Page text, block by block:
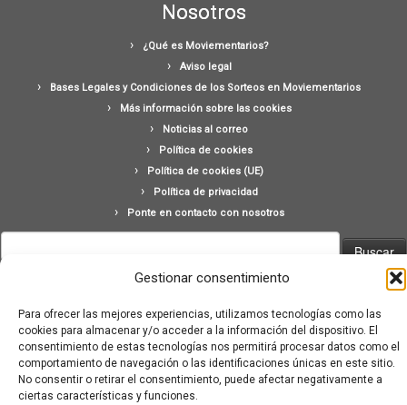
Gestionar consentimiento
Para ofrecer las mejores experiencias, utilizamos tecnologías como las
cookies para almacenar y/o acceder a la información del dispositivo. El
consentimiento de estas tecnologías nos permitirá procesar datos como el
comportamiento de navegación o las identificaciones únicas en este sitio.
No consentir o retirar el consentimiento, puede afectar negativamente a
ciertas características y funciones.
Nosotros
¿Qué es Moviementarios?
Aviso legal
Bases Legales y Condiciones de los Sorteos en Moviementarios
Más información sobre las cookies
Noticias al correo
Política de cookies
Política de cookies (UE)
Política de privacidad
Ponte en contacto con nosotros
·© 2026 Moviementarios·Funciona con
·
Tema Customizr